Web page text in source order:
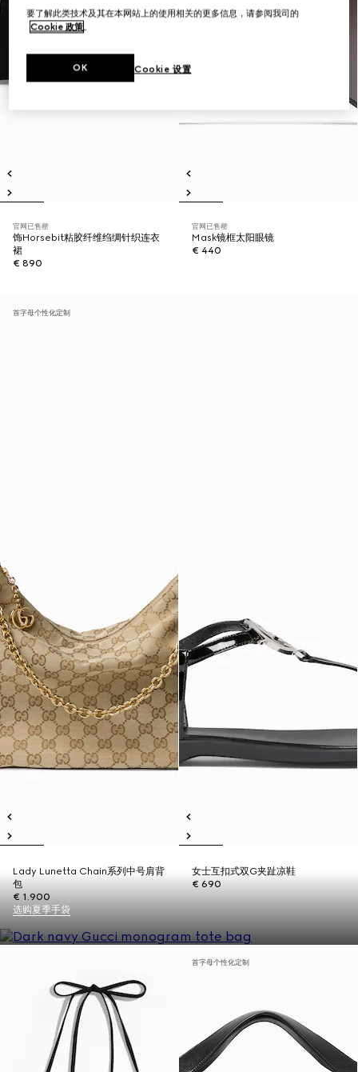
官网已售罄
饰Horsebit粘胶纤维绉绸针织连衣
裙
€ 890
官网已售罄
Mask镜框太阳眼镜
€ 440
首字母个性化定制
Lady Lunetta Chain系列中号肩背
包
€ 1.900
女士互扣式双G夹趾凉鞋
€ 690
选购夏季手袋
首字母个性化定制
要了解此类技术及其在本网站上的使用相关的更多信息，请参阅我司的
Cookie 政策。
Cookie 设置
OK